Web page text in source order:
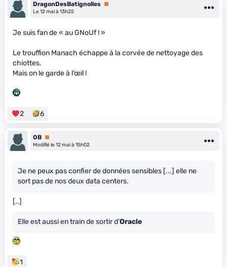
DragonDesBatignolles Premium
Le 12 mai à 13h25
Je suis fan de « au GNoUf ! »
Le trouffion Manach échappe à la corvée de nettoyage des
chiottes.
Mais on le garde à l’œil !
2 6
OB Premium
Modifié le 12 mai à 15h02
Je ne peux pas confier de données sensibles [...] elle ne
sort pas de nos deux data centers.
[..]
Elle est aussi en train de sortir d’Oracle
1